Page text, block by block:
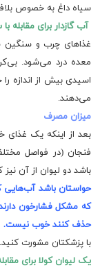
سیاه داغ به خصوص
آب گازدار برای مقابله
غذاهای چرب و سنگین
معده درد می‌شود.
اسیدی بیش از اندازه
می‌دهند.
میزان مصرف
فنجان (در فواصل
باشد دو لیوان از آن
حواستان باشد آب‌هایی
که مشکل فشارخون
حذف کنند خوب نیست.
با پزشکتان مشورت کنید.
یک لیوان کولا برای